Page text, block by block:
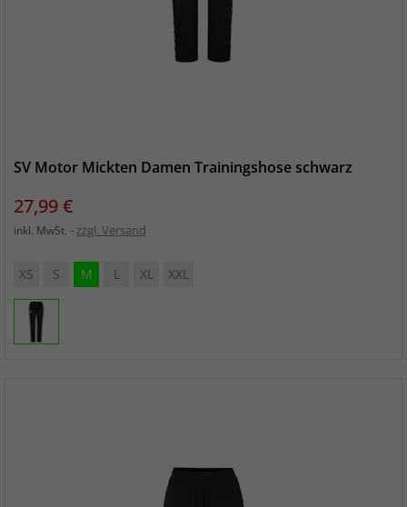
SV Motor Mickten Damen Trainingshose schwarz
Preis
27,99 €
inkl. MwSt. zzgl. Versand
XS S M L XL XXL